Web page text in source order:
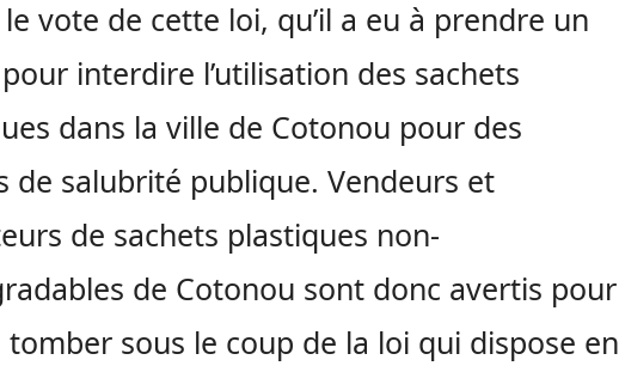
vote de cette loi, qu’il a eu à prendre un
interdire l’utilisation des sachets
dans la ville de Cotonou pour des
de salubrité publique. Vendeurs et
de sachets plastiques non-
de Cotonou sont donc avertis pour
tomber sous le coup de la loi qui dispose en